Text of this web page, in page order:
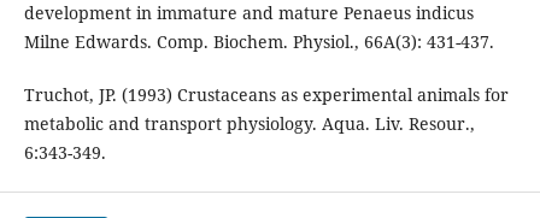
development in immature and mature Penaeus indicus
Milne Edwards. Comp. Biochem. Physiol., 66A(3): 431-437.
Truchot, JP. (1993) Crustaceans as experimental animals for
metabolic and transport physiology. Aqua. Liv. Resour.,
6:343-349.